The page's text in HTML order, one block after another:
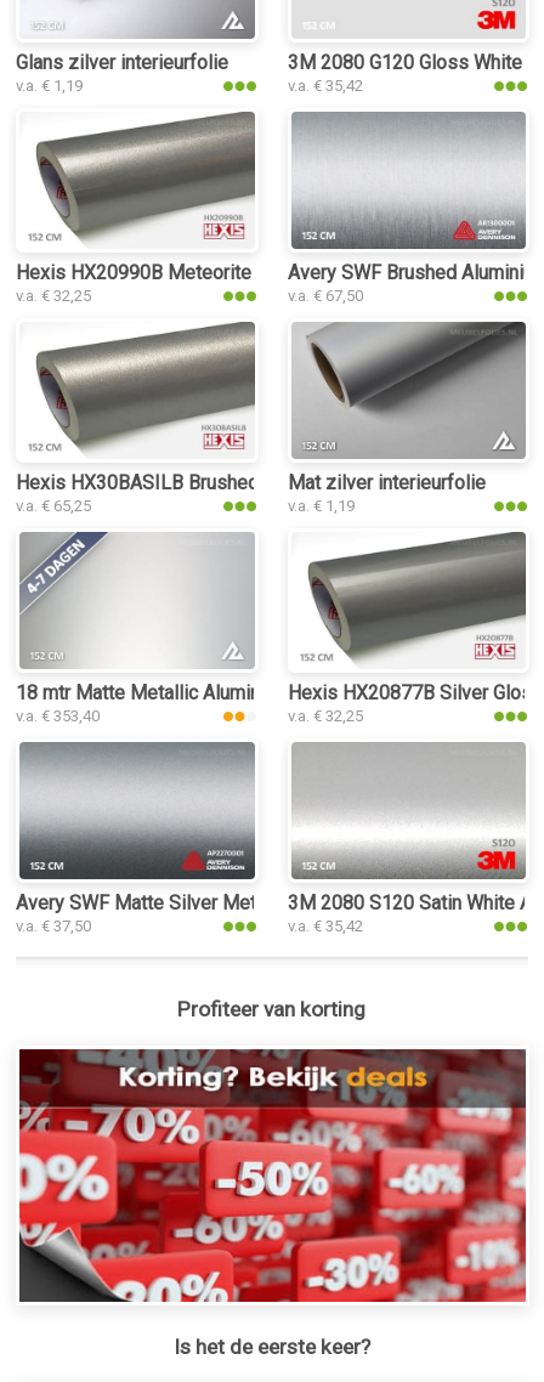
Glans zilver interieurfolie
v.a. € 1,19
3M 2080 G120 Gloss White
v.a. € 35,42
Hexis HX20990B Meteorite Grey Metal Gloss interieurfolie
v.a. € 32,25
Avery SWF Brushed
v.a. € 67,50
Hexis HX30BASILB Brushed Aluminium Silver interieurfolie
v.a. € 65,25
Mat zilver interieurfolie
v.a. € 1,19
18 mtr Matte Metallic Aluminium Silver 3100 interieurfolie
v.a. € 353,40
Hexis HX20877B Silver
v.a. € 32,25
Avery SWF Matte Silver Metallic interieurfolie
v.a. € 37,50
3M 2080 S120 Satin White
v.a. € 35,42
Profiteer van korting
Is het de eerste keer?